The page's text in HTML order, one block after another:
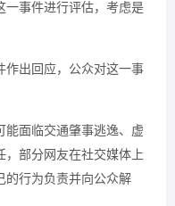
一事件进行评估，考虑是
作出回应，公众对这一事
能面临交通肇事逃逸、虚
，部分网友在社交媒体上
的行为负责并向公众解